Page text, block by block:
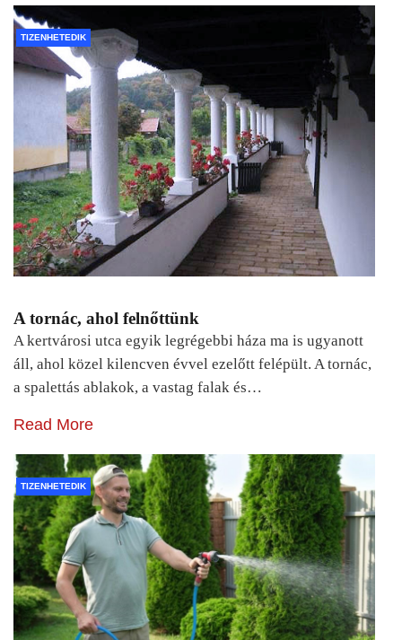
TIZENHETEDIK
A tornác, ahol felnőttünk
A kertvárosi utca egyik legrégebbi háza ma is ugyanott
áll, ahol közel kilencven évvel ezelőtt felépült. A tornác,
a spalettás ablakok, a vastag falak és…
Read More
TIZENHETEDIK